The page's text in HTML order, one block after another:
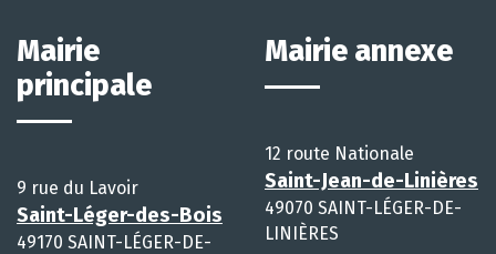
Mairie
principale
9 rue du Lavoir
Saint-Léger-des-Bois
49170 SAINT-LÉGER-DE-
Mairie annexe
12 route Nationale
Saint-Jean-de-Linières
49070 SAINT-LÉGER-DE-
LINIÈRES